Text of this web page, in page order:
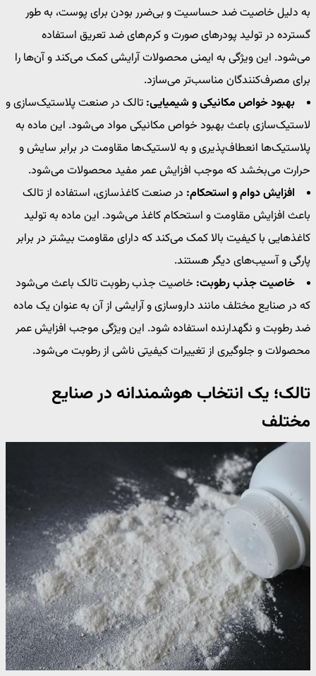
به دلیل خاصیت ضد حساسیت و بی‌ضرر بودن برای پوست، به طور
گسترده در تولید پودرهای صورت و کرم‌های ضد تعریق استفاده
می‌شود. این ویژگی به ایمنی محصولات آرایشی کمک می‌کند و آن‌ها را
برای مصرف‌کنندگان مناسب‌تر می‌سازد.
بهبود خواص مکانیکی و شیمیایی: تالک در صنعت پلاستیک‌سازی و
لاستیک‌سازی باعث بهبود خواص مکانیکی مواد می‌شود. این ماده به
پلاستیک‌ها انعطاف‌پذیری و به لاستیک‌ها مقاومت در برابر سایش و
حرارت می‌بخشد که موجب افزایش عمر مفید محصولات می‌شود.
افزایش دوام و استحکام: در صنعت کاغذسازی، استفاده از تالک
باعث افزایش مقاومت و استحکام کاغذ می‌شود. این ماده به تولید
کاغذهایی با کیفیت بالا کمک می‌کند که دارای مقاومت بیشتر در برابر
پارگی و آسیب‌های دیگر هستند.
خاصیت جذب رطوبت: خاصیت جذب رطوبت تالک باعث می‌شود
که در صنایع مختلف مانند داروسازی و آرایشی از آن به عنوان یک ماده
ضد رطوبت و نگهدارنده استفاده شود. این ویژگی موجب افزایش عمر
محصولات و جلوگیری از تغییرات کیفیتی ناشی از رطوبت می‌شود.
تالک؛ یک انتخاب هوشمندانه در صنایع
مختلف